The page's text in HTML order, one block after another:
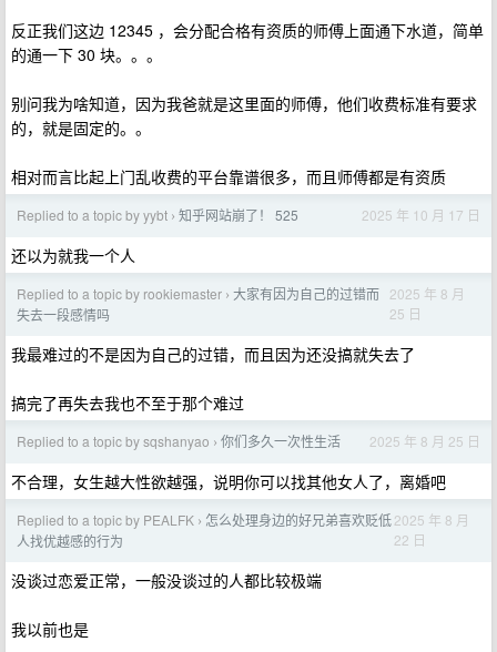
反正我们这边 12345 ，会分配合格有资质的师傅上面通下水道，简单
的通一下 30 块。。。
别问我为啥知道，因为我爸就是这里面的师傅，他们收费标准有要求
的，就是固定的。。
相对而言比起上门乱收费的平台靠谱很多，而且师傅都是有资质
Replied to a topic by yybt › 知乎网站崩了！ 525 2025 年 10 月 17 日
还以为就我一个人
Replied to a topic by rookiemaster › 大家有因为自己的过错而
失去一段感情吗
2025 年 8 月
25 日
我最难过的不是因为自己的过错，而且因为还没搞就失去了
搞完了再失去我也不至于那个难过
Replied to a topic by sqshanyao › 你们多久一次性生活 2025 年 8 月 25 日
不合理，女生越大性欲越强，说明你可以找其他女人了，离婚吧
Replied to a topic by PEALFK › 怎么处理身边的好兄弟喜欢贬低
人找优越感的行为
2025 年 8 月
22 日
没谈过恋爱正常，一般没谈过的人都比较极端
我以前也是